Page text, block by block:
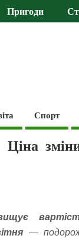
Пригоди
Спорт
Ціна
—